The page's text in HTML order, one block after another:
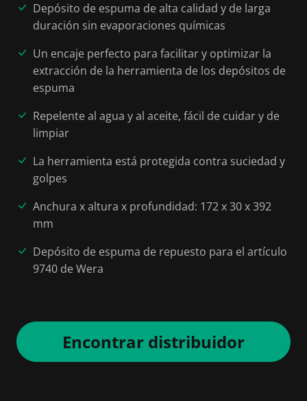
Depósito de espuma de alta calidad y de larga
duración sin evaporaciones químicas
Un encaje perfecto para facilitar y optimizar la
extracción de la herramienta de los depósitos de
espuma
Repelente al agua y al aceite, fácil de cuidar y de
limpiar
La herramienta está protegida contra suciedad y
golpes
Anchura x altura x profundidad: 172 x 30 x 392
mm
Depósito de espuma de repuesto para el artículo
9740 de Wera
Encontrar distribuidor